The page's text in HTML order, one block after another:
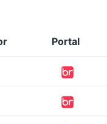
Portal